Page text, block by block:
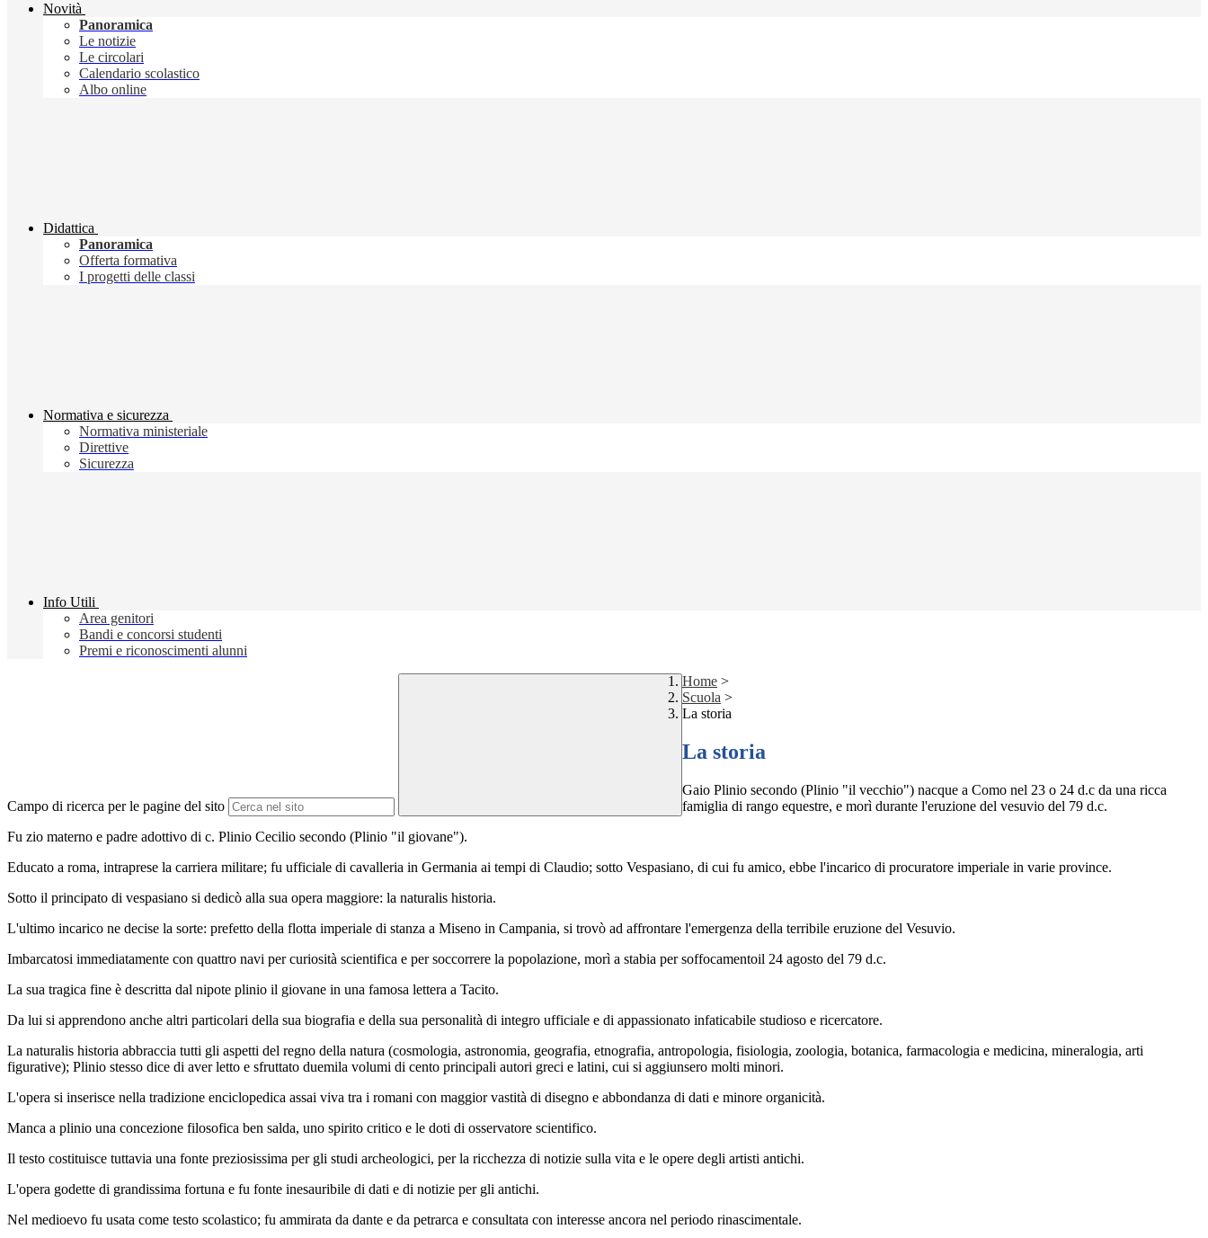
Novità
Panoramica
Le notizie
Le circolari
Calendario scolastico
Albo online
Didattica
Panoramica
Offerta formativa
I progetti delle classi
Normativa e sicurezza
Normativa ministeriale
Direttive
Sicurezza
Info Utili
Area genitori
Bandi e concorsi studenti
Premi e riconoscimenti alunni
Campo di ricerca per le pagine del sito
Home >
Scuola >
La storia
La storia
Gaio Plinio secondo (Plinio "il vecchio") nacque a Como nel 23 o 24 d.c da una ricca
famiglia di rango equestre, e morì durante l'eruzione del vesuvio del 79 d.c.
Fu zio materno e padre adottivo di c. Plinio Cecilio secondo (Plinio "il giovane").
Educato a roma, intraprese la carriera militare; fu ufficiale di cavalleria in Germania ai tempi di Claudio; sotto Vespasiano, di cui fu amico, ebbe l'incarico di procuratore imperiale in varie province.
Sotto il principato di vespasiano si dedicò alla sua opera maggiore: la naturalis historia.
L'ultimo incarico ne decise la sorte: prefetto della flotta imperiale di stanza a Miseno in Campania, si trovò ad affrontare l'emergenza della terribile eruzione del Vesuvio.
Imbarcatosi immediatamente con quattro navi per curiosità scientifica e per soccorrere la popolazione, morì a stabia per soffocamentoil 24 agosto del 79 d.c.
La sua tragica fine è descritta dal nipote plinio il giovane in una famosa lettera a Tacito.
Da lui si apprendono anche altri particolari della sua biografia e della sua personalità di integro ufficiale e di appassionato infaticabile studioso e ricercatore.
La naturalis historia abbraccia tutti gli aspetti del regno della natura (cosmologia, astronomia, geografia, etnografia, antropologia, fisiologia, zoologia, botanica, farmacologia e medicina, mineralogia, arti
figurative); Plinio stesso dice di aver letto e sfruttato duemila volumi di cento principali autori greci e latini, cui si aggiunsero molti minori.
L'opera si inserisce nella tradizione enciclopedica assai viva tra i romani con maggior vastità di disegno e abbondanza di dati e minore organicità.
Manca a plinio una concezione filosofica ben salda, uno spirito critico e le doti di osservatore scientifico.
Il testo costituisce tuttavia una fonte preziosissima per gli studi archeologici, per la ricchezza di notizie sulla vita e le opere degli artisti antichi.
L'opera godette di grandissima fortuna e fu fonte inesauribile di dati e di notizie per gli antichi.
Nel medioevo fu usata come testo scolastico; fu ammirata da dante e da petrarca e consultata con interesse ancora nel periodo rinascimentale.